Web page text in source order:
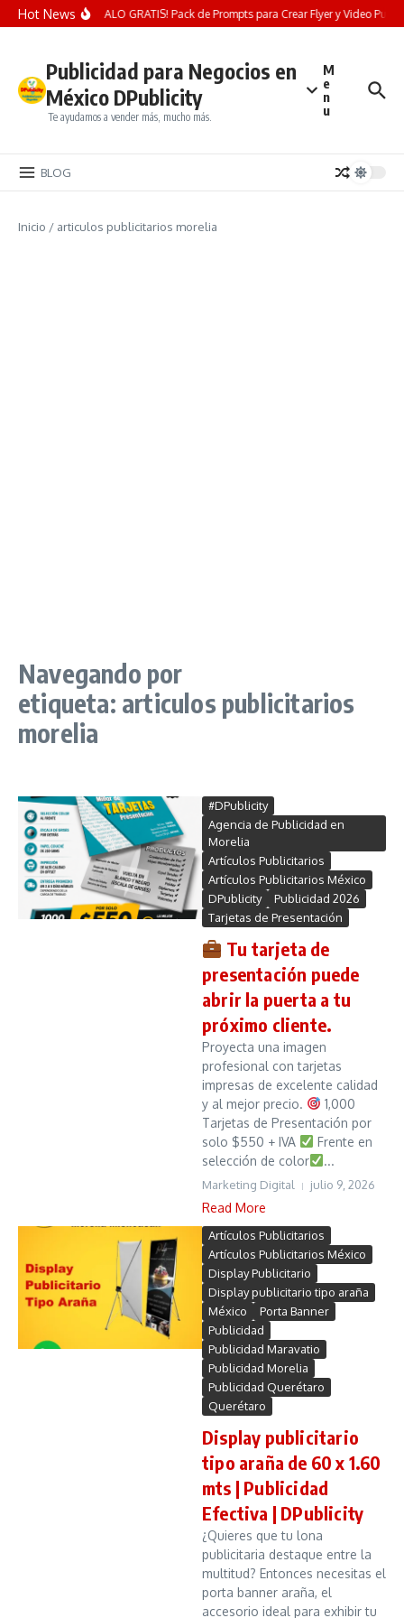
Saltar al contenido
Hot News ¡REGALO GRATIS! Pack de Prompts para Crear Flyer y Video
Publicidad para Negocios en
México DPublicity
Te ayudamos a vender más, mucho más.
M
e
n
u
BLOG
Inicio / articulos publicitarios morelia
Navegando por
etiqueta: articulos publicitarios
morelia
#DPublicity
Agencia de Publicidad en
Morelia
Artículos Publicitarios
Artículos Publicitarios México
DPublicity
Publicidad 2026
Tarjetas de Presentación
Tu tarjeta de
presentación puede
abrir la puerta a tu
próximo cliente.
Proyecta una imagen
profesional con tarjetas
impresas de excelente calidad
y al mejor precio.
1,000
Tarjetas de Presentación por
solo $550 + IVA
Frente en
selección de color
...
Marketing Digital julio 9, 2026
Read More
Artículos Publicitarios
Artículos Publicitarios México
Display Publicitario
Display publicitario tipo araña
México
Porta Banner
Publicidad
Publicidad Maravatio
Publicidad Morelia
Publicidad Querétaro
Querétaro
Display publicitario
tipo araña de 60 x 1.60
mts | Publicidad
Efectiva | DPublicity
¿Quieres que tu lona
publicitaria destaque entre la
multitud? Entonces necesitas el
porta banner araña, el
accesorio ideal para exhibir tu